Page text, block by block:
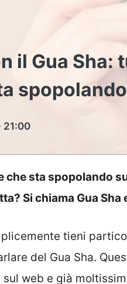
il Gua
21:00
che sta spopolando
Si chiama Gua
tieni
del Gua Sha.
web e già